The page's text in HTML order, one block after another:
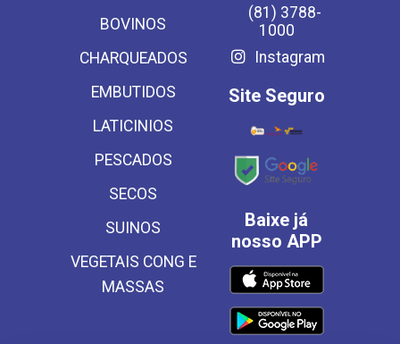
BOVINOS
CHARQUEADOS
EMBUTIDOS
LATICINIOS
PESCADOS
SECOS
SUINOS
VEGETAIS CONG E
MASSAS
(81) 3788-
1000
Instagram
Site Seguro
Baixe já
nosso APP